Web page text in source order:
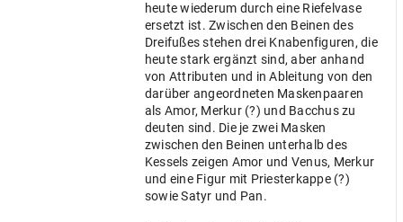
heute wiederum durch eine Riefelvase
ersetzt ist. Zwischen den Beinen des
Dreifußes stehen drei Knabenfiguren, die
heute stark ergänzt sind, aber anhand
von Attributen und in Ableitung von den
darüber angeordneten Maskenpaaren
als Amor, Merkur (?) und Bacchus zu
deuten sind. Die je zwei Masken
zwischen den Beinen unterhalb des
Kessels zeigen Amor und Venus, Merkur
und eine Figur mit Priesterkappe (?)
sowie Satyr und Pan.